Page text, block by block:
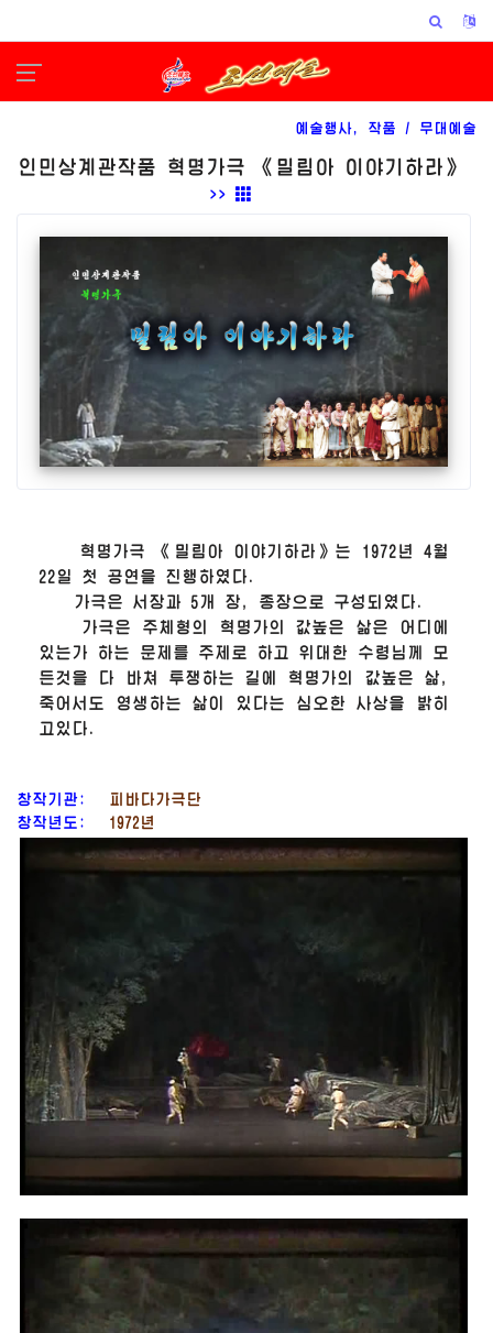
예술행사, 작품 / 무대예술
민상계관작품 혁명가극 《밀림아 이야기하라》
>>
혁명가극 《밀림아 이야기하라》는 1972년 4월
22일 첫 공연을 진행하였다.
가극은 서장과 5개 장, 종장으로 구성되였다.
가극은 주체형의 혁명가의 값높은 삶은 어디에
있는가 하는 문제를 주제로 하고 위대한 수령 님 께 모
든것을 다 바쳐 투쟁하는 길에 혁명가의 값높은 삶,
죽어서도 영생하는 삶이 있다는 심오한 사상을 밝히
고있다.
창작기관:
피바다가극단
창작년도:
1972년